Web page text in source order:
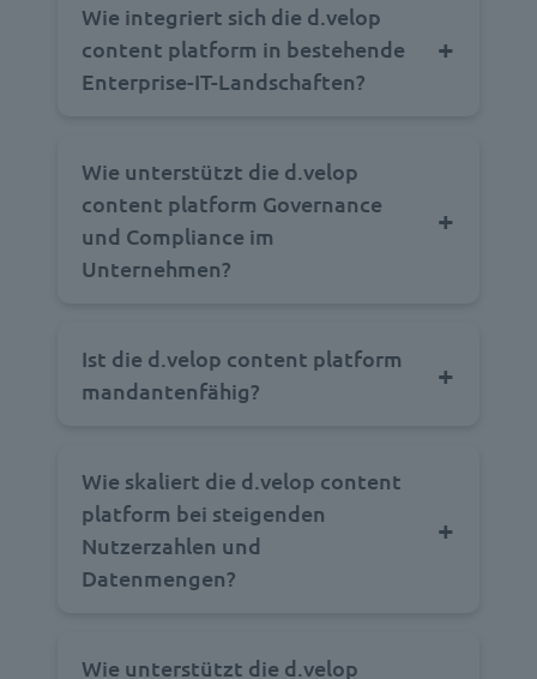
Wie integriert sich die d.velop
content platform in bestehende
Enterprise-IT-Landschaften?
Wie unterstützt die d.velop
content platform Governance
und Compliance im
Unternehmen?
Ist die d.velop content platform
mandantenfähig?
Wie skaliert die d.velop content
platform bei steigenden
Nutzerzahlen und
Datenmengen?
Wie unterstützt die d.velop